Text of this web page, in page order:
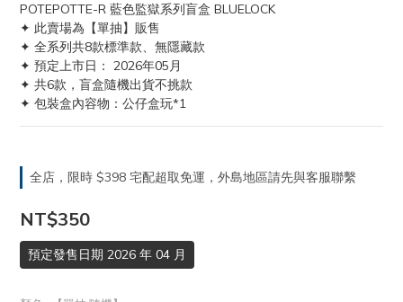
POTEPOTTE-R 藍色監獄系列盲盒 BLUELOCK
✦ 此賣場為【單抽】販售
✦ 全系列共8款標準款、無隱藏款
✦ 預定上市日： 2026年05月
✦ 共6款，盲盒隨機出貨不挑款
✦ 包裝盒內容物：公仔盒玩*1
全店，限時 $398 宅配超取免運，外島地區請先與客服聯繫
NT$350
預定發售日期 2026 年 04 月